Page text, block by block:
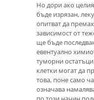
Но дори ако
бъде изрязан,
опитват да
зависимост от
ще бъде
евентуално
туморни
клетки могат да
това, поне само
означава